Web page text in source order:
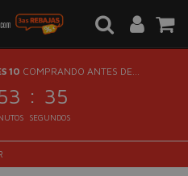
10 COMPRANDO ANTES DE...
: 35
SEGUNDOS